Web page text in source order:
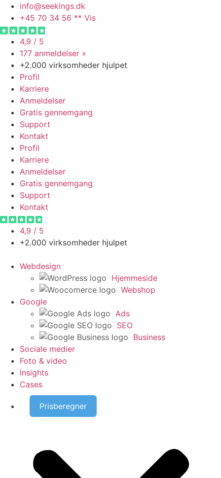
Videre
indhold
info@seekings.dk
+45 70 34 56 ** Vis
4,9 / 5
177 anmeldelser »
+2.000 virksomheder hjulpet
Profil
Karriere
Anmeldelser
Gratis gennemgang
Support
Kontakt
Profil
Karriere
Anmeldelser
Gratis gennemgang
Support
Kontakt
4,9 / 5
+2.000 virksomheder hjulpet
Webdesign
Hjemmeside
Webshop
Google
Ads
SEO
Business
Sociale medier
Foto & video
Insights
Cases
Prisberegner